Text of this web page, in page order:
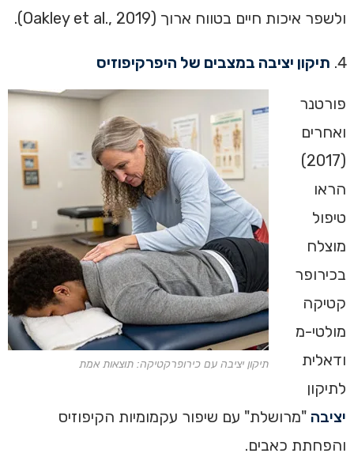
ולשפר איכות חיים בטווח ארוך (Oakley et al., 2019).
תיקון יציבה במצבים של היפרקיפוזיס
תיקון יציבה עם כירופרקטיקה: תוצאות אמת
פורטנר
ואחרים
(2017)
הראו
טיפול
מוצלח
בכירופר
קטיקה
מולטי-מ
ודאלית
לתיקון
יציבה "מרושלת" עם שיפור עקמומיות הקיפוזיס
והפחתת כאבים.